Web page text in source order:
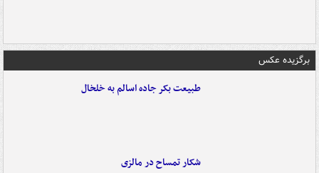
برگزیده عکس
طبیعت بکر جاده اسالم به خلخال
شکار تمساح در مالزی